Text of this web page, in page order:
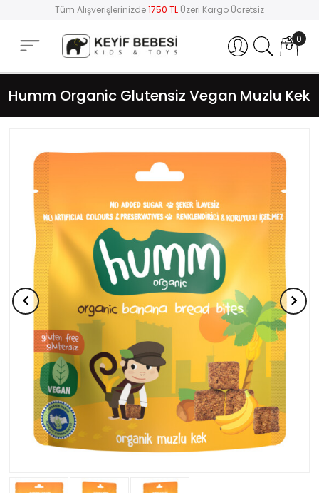
Tüm Alışverişlerinizde1750 TL Üzeri Kargo Ücretsiz
Hesabım 0
Humm Organic Glutensiz Vegan Muzlu Kek